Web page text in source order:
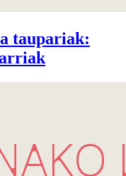
taupariak: